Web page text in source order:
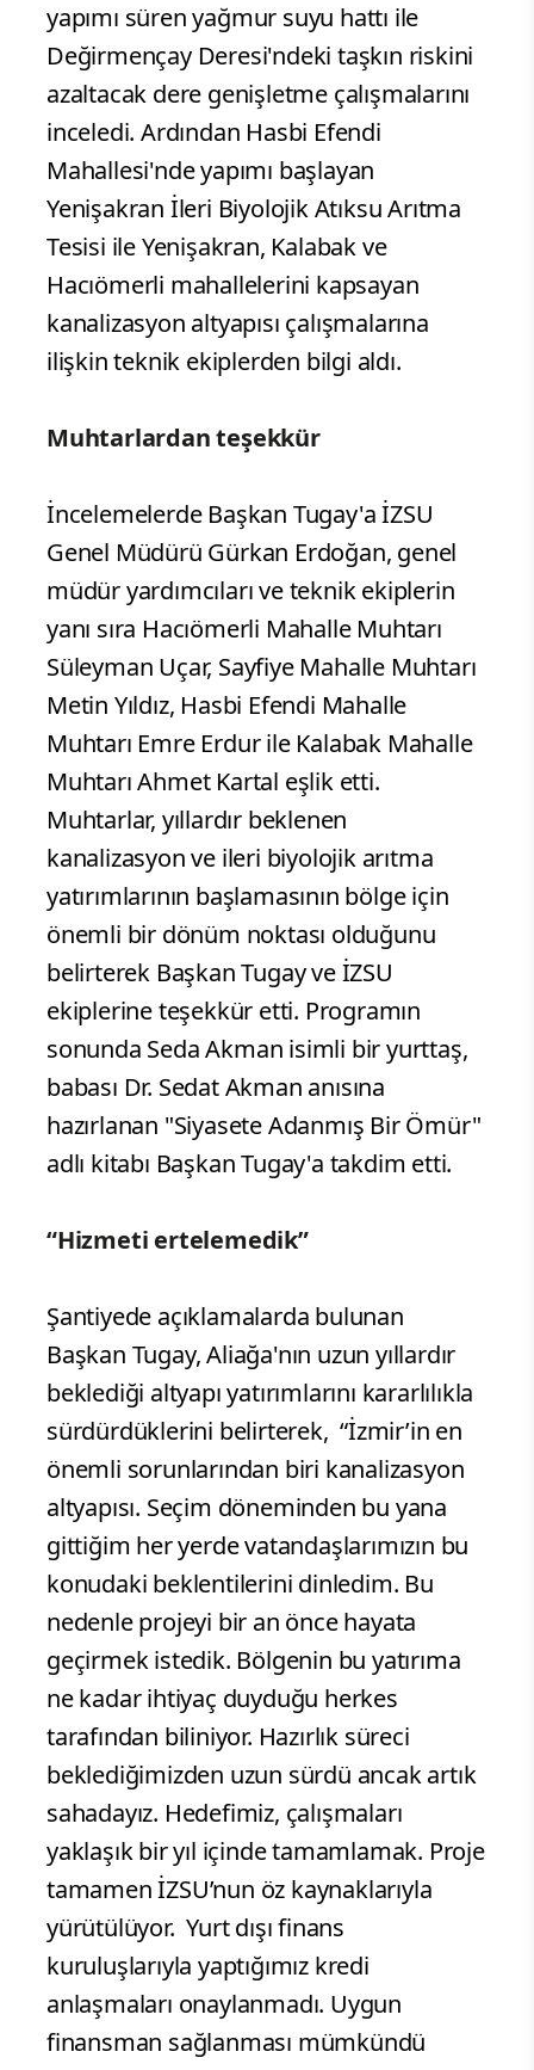
yapımı süren yağmur suyu hattı ile
Değirmençay Deresi'ndeki taşkın riskini
azaltacak dere genişletme çalışmalarını
inceledi. Ardından Hasbi Efendi
Mahallesi'nde yapımı başlayan
Yenişakran İleri Biyolojik Atıksu Arıtma
Tesisi ile Yenişakran, Kalabak ve
Hacıömerli mahallelerini kapsayan
kanalizasyon altyapısı çalışmalarına
ilişkin teknik ekiplerden bilgi aldı.
Muhtarlardan teşekkür
İncelemelerde Başkan Tugay'a İZSU
Genel Müdürü Gürkan Erdoğan, genel
müdür yardımcıları ve teknik ekiplerin
yanı sıra Hacıömerli Mahalle Muhtarı
Süleyman Uçar, Sayfiye Mahalle Muhtarı
Metin Yıldız, Hasbi Efendi Mahalle
Muhtarı Emre Erdur ile Kalabak Mahalle
Muhtarı Ahmet Kartal eşlik etti.
Muhtarlar, yıllardır beklenen
kanalizasyon ve ileri biyolojik arıtma
yatırımlarının başlamasının bölge için
önemli bir dönüm noktası olduğunu
belirterek Başkan Tugay ve İZSU
ekiplerine teşekkür etti. Programın
sonunda Seda Akman isimli bir yurttaş,
babası Dr. Sedat Akman anısına
hazırlanan "Siyasete Adanmış Bir Ömür"
adlı kitabı Başkan Tugay'a takdim etti.
“Hizmeti ertelemedik”
Şantiyede açıklamalarda bulunan
Başkan Tugay, Aliağa'nın uzun yıllardır
beklediği altyapı yatırımlarını kararlılıkla
sürdürdüklerini belirterek, “İzmir’in en
önemli sorunlarından biri kanalizasyon
altyapısı. Seçim döneminden bu yana
gittiğim her yerde vatandaşlarımızın bu
konudaki beklentilerini dinledim. Bu
nedenle projeyi bir an önce hayata
geçirmek istedik. Bölgenin bu yatırıma
ne kadar ihtiyaç duyduğu herkes
tarafından biliniyor. Hazırlık süreci
beklediğimizden uzun sürdü ancak artık
sahadayız. Hedefimiz, çalışmaları
yaklaşık bir yıl içinde tamamlamak. Proje
tamamen İZSU’nun öz kaynaklarıyla
yürütülüyor. Yurt dışı finans
kuruluşlarıyla yaptığımız kredi
anlaşmaları onaylanmadı. Uygun
finansman sağlanması mümkündü